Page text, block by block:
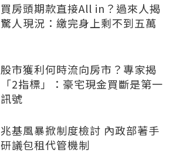
買房頭期款直接All in？過來人揭
驚人現況：繳完身上剩不到五萬
股市獲利何時流向房市？專家揭
「2指標」：豪宅現金買斷是第一
訊號
兆基風暴掀制度檢討 內政部著手
研議包租代管機制